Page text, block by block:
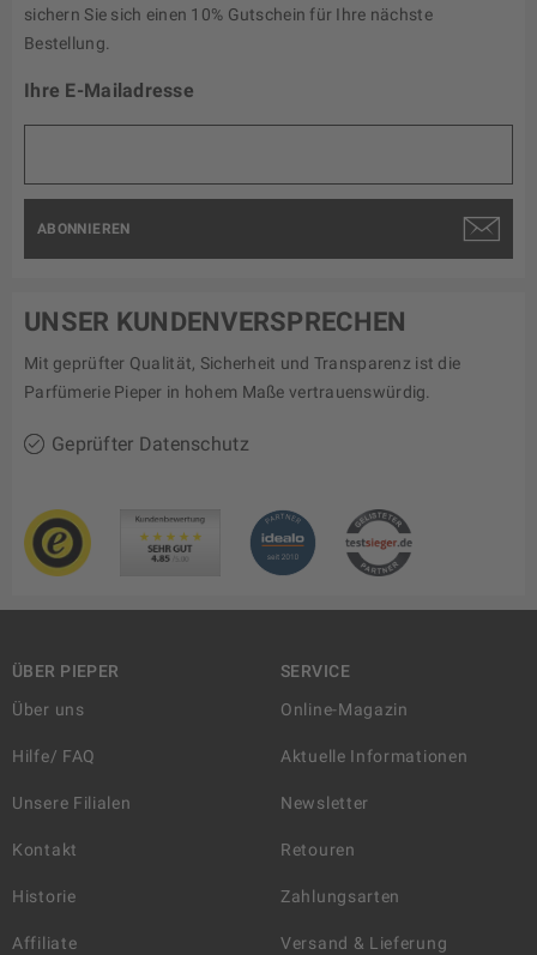
sichern Sie sich einen 10% Gutschein für Ihre nächste
Bestellung.
Ihre E-Mailadresse
ABONNIEREN
UNSER KUNDENVERSPRECHEN
Mit geprüfter Qualität, Sicherheit und Transparenz ist die
Parfümerie Pieper in hohem Maße vertrauenswürdig.
Geprüfter Datenschutz
ÜBER PIEPER
Über uns
Hilfe/ FAQ
Unsere Filialen
Kontakt
Historie
Affiliate
SERVICE
Online-Magazin
Aktuelle Informationen
Newsletter
Retouren
Zahlungsarten
Versand & Lieferung